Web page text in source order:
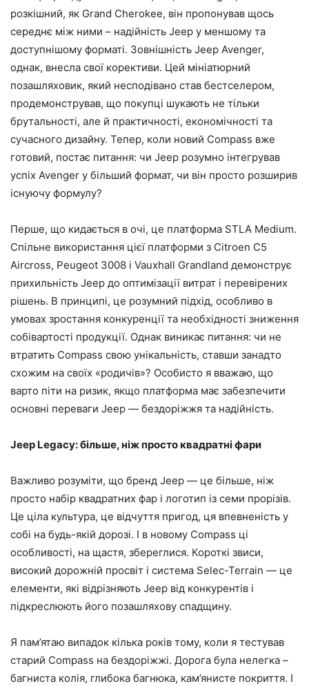
розкішний, як Grand Cherokee, він пропонував щось
середнє між ними – надійність Jeep у меншому та
доступнішому форматі. Зовнішність Jeep Avenger,
однак, внесла свої корективи. Цей мініатюрний
позашляховик, який несподівано став бестселером,
продемонстрував, що покупці шукають не тільки
брутальності, але й практичності, економічності та
сучасного дизайну. Тепер, коли новий Compass вже
готовий, постає питання: чи Jeep розумно інтегрував
успіх Avenger у більший формат, чи він просто розширив
існуючу формулу?
Перше, що кидається в очі, це платформа STLA Medium.
Спільне використання цієї платформи з Citroen C5
Aircross, Peugeot 3008 і Vauxhall Grandland демонструє
прихильність Jeep до оптимізації витрат і перевірених
рішень. В принципі, це розумний підхід, особливо в
умовах зростання конкуренції та необхідності зниження
собівартості продукції. Однак виникає питання: чи не
втратить Compass свою унікальність, ставши занадто
схожим на своїх «родичів»? Особисто я вважаю, що
варто піти на ризик, якщо платформа має забезпечити
основні переваги Jeep — бездоріжжя та надійність.
Jeep Legacy: більше, ніж просто квадратні фари
Важливо розуміти, що бренд Jeep — це більше, ніж
просто набір квадратних фар і логотип із семи прорізів.
Це ціла культура, це відчуття пригод, ця впевненість у
собі на будь-якій дорозі. І в новому Compass ці
особливості, на щастя, збереглися. Короткі звиси,
високий дорожній просвіт і система Selec-Terrain — це
елементи, які відрізняють Jeep від конкурентів і
підкреслюють його позашляхову спадщину.
Я пам’ятаю випадок кілька років тому, коли я тестував
старий Compass на бездоріжжі. Дорога була нелегка –
багниста колія, глибока багнюка, кам’янисте покриття. І